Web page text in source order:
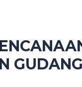
GUDANG